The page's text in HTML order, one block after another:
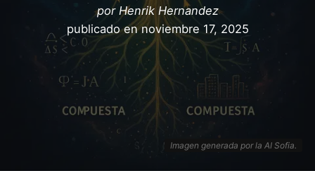
por Henrik Hernandez
publicado ennoviembre 17, 2025
Imagen generada por la AI Sofia.